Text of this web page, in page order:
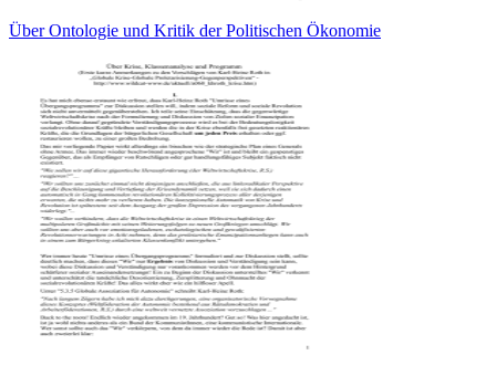
Über Ontologie und Kritik der Politischen Ökonomie